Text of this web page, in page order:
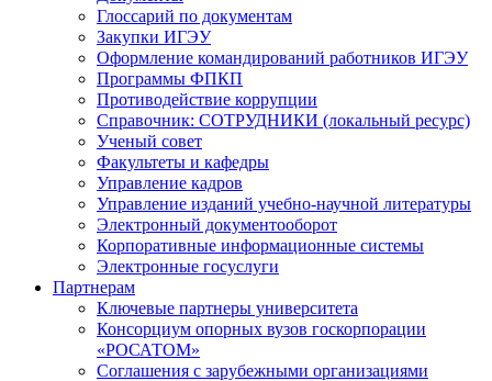
Глоссарий по документам
Закупки ИГЭУ
Оформление командирований работников ИГЭУ
Программы ФПКП
Противодействие коррупции
Справочник: СОТРУДНИКИ (локальный ресурс)
Ученый совет
Факультеты и кафедры
Управление кадров
Управление изданий учебно-научной литературы
Электронный документооборот
Корпоративные информационные системы
Электронные госуслуги
Партнерам
Ключевые партнеры университета
Консорциум опорных вузов госкорпорации
«РОСАТОМ»
Соглашения с зарубежными организациями